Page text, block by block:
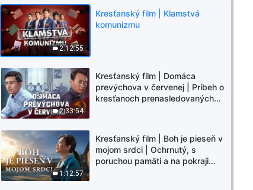
2:12:55
Kresťanský film | Klamstvá
komunizmu
2:33:54
Kresťanský film | Domáca
prevýchova v červenej | Príbeh o
kresťanoch prenasledovaných
1:12:57
Kresťanský film | Boh je pieseň v
mojom srdci | Ochrnutý, s
poruchou pamäti a na pokraji